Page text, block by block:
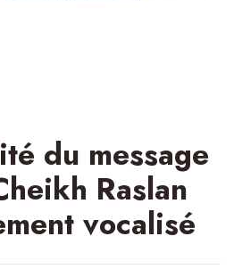
du message
Raslan
vocalisé